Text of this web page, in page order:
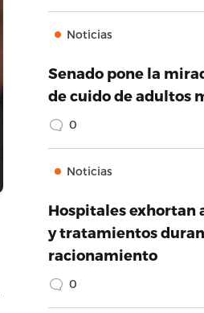
Noticias
Senado pone la
de cuido de adultos
0
Noticias
Hospitales exhortan
y tratamientos
racionamiento
0